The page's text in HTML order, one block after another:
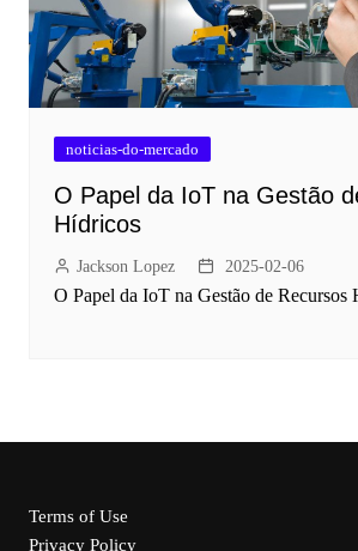
noticias-do-mercado
O Papel da IoT na Gestão
Hídricos
Jackson Lopez 2025-02-06
O Papel da IoT na Gestão de Recursos
Terms of Use
Privacy Policy